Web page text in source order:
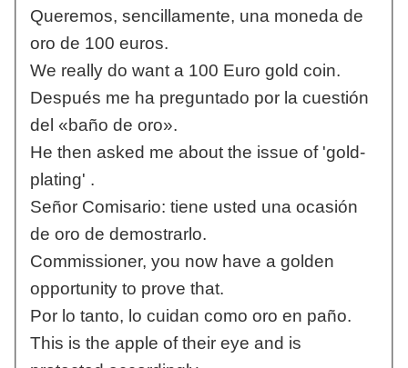
Queremos, sencillamente, una moneda de
oro de 100 euros.
We really do want a 100 Euro gold coin.
Después me ha preguntado por la cuestión
del «baño de oro».
He then asked me about the issue of 'gold-
plating' .
Señor Comisario: tiene usted una ocasión
de oro de demostrarlo.
Commissioner, you now have a golden
opportunity to prove that.
Por lo tanto, lo cuidan como oro en paño.
This is the apple of their eye and is